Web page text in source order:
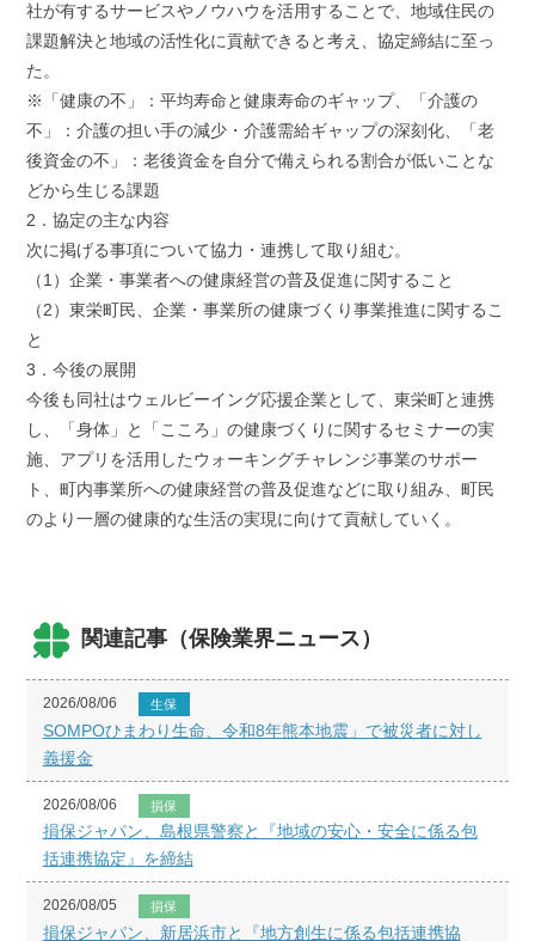
社が有するサービスやノウハウを活用することで、地域住民の
課題解決と地域の活性化に貢献できると考え、協定締結に至っ
た。
※「健康の不」：平均寿命と健康寿命のギャップ、「介護の
不」：介護の担い手の減少・介護需給ギャップの深刻化、「老
後資金の不」：老後資金を自分で備えられる割合が低いことな
どから生じる課題
2．協定の主な内容
次に掲げる事項について協力・連携して取り組む。
（1）企業・事業者への健康経営の普及促進に関すること
（2）東栄町民、企業・事業所の健康づくり事業推進に関するこ
と
3．今後の展開
今後も同社はウェルビーイング応援企業として、東栄町と連携
し、「身体」と「こころ」の健康づくりに関するセミナーの実
施、アプリを活用したウォーキングチャレンジ事業のサポー
ト、町内事業所への健康経営の普及促進などに取り組み、町民
のより一層の健康的な生活の実現に向けて貢献していく。
関連記事（保険業界ニュース）
2026/08/06 生保
SOMPOひまわり生命、令和8年熊本地震」で被災者に対し
義援金
2026/08/06 損保
損保ジャパン、島根県警察と『地域の安心・安全に係る包
括連携協定』を締結
2026/08/05 損保
損保ジャパン、新居浜市と『地方創生に係る包括連携協